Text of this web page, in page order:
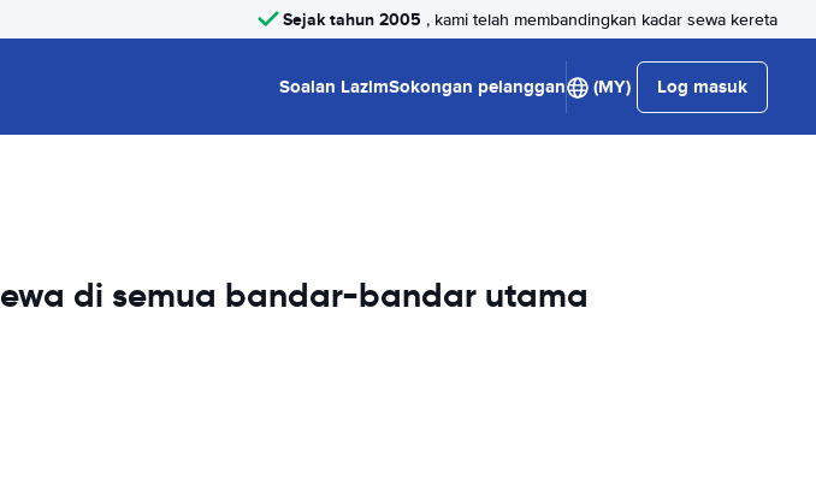
Sejak tahun 2005 , kami telah membandingkan kadar sewa kereta
Soalan LazimSokongan pelanggan (MY) Log masuk
di semua bandar-bandar utama